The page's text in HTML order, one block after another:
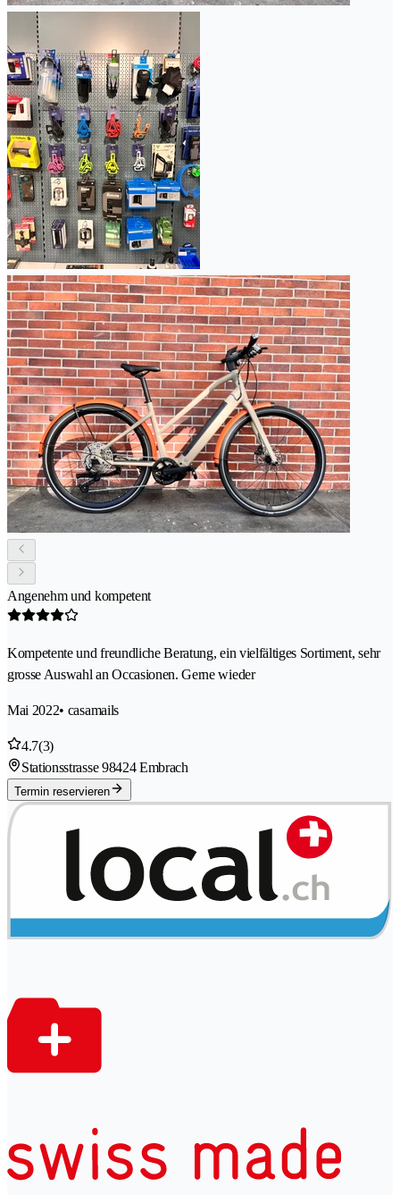
Angenehm und kompetent
Kompetente und freundliche Beratung, ein vielfältiges Sortiment, sehr
grosse Auswahl an Occasionen. Gerne wieder
Mai 2022• casamails
4.7(3)
Stationsstrasse 98424 Embrach
Termin reservieren